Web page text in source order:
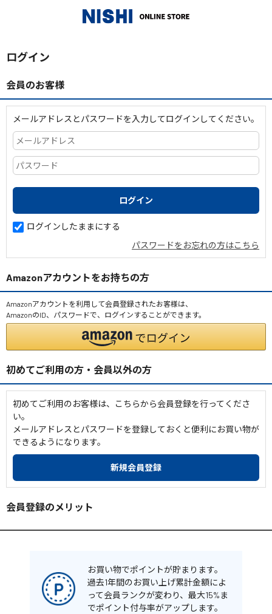
ログイン
会員のお客様
メールアドレスとパスワードを入力してログインしてください。
ログインしたままにする
パスワードをお忘れの方はこちら
Amazonアカウントをお持ちの方
Amazonアカウントを利用して会員登録されたお客様は、
AmazonのID、パスワードで、ログインすることができます。
初めてご利用の方・会員以外の方
初めてご利用のお客様は、こちらから会員登録を行ってくださ
い。
メールアドレスとパスワードを登録しておくと便利にお買い物が
できるようになります。
会員登録のメリット
お買い物でポイントが貯まります。
過去1年間のお買い上げ累計金額によ
って会員ランクが変わり、最大15%ま
でポイント付与率がアップします。